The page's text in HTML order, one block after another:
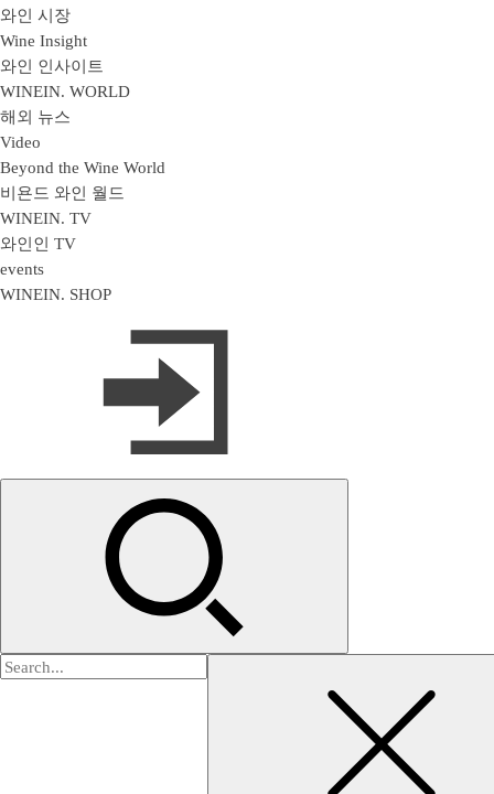
와인 시장
Wine Insight
와인 인사이트
WINEIN. WORLD
해외 뉴스
Video
Beyond the Wine World
비욘드 와인 월드
WINEIN. TV
와인인 TV
events
WINEIN. SHOP
검